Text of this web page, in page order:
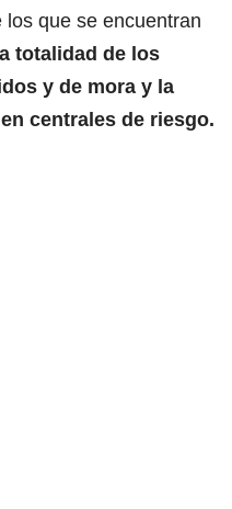
que se encuentran
totalidad de los
y de mora y la
centrales de riesgo.